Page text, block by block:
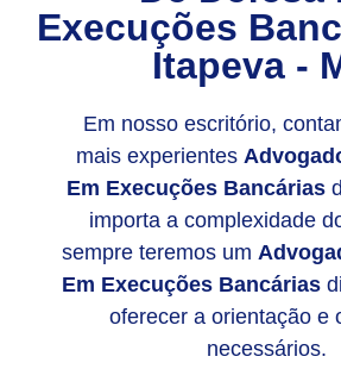
Execuções
Itapeva -
Em nosso escritório,
mais experientes
Em Execuções Bancárias
importa a complexidade
sempre teremos um
Em Execuções Bancárias
oferecer a orientação e
necessários.